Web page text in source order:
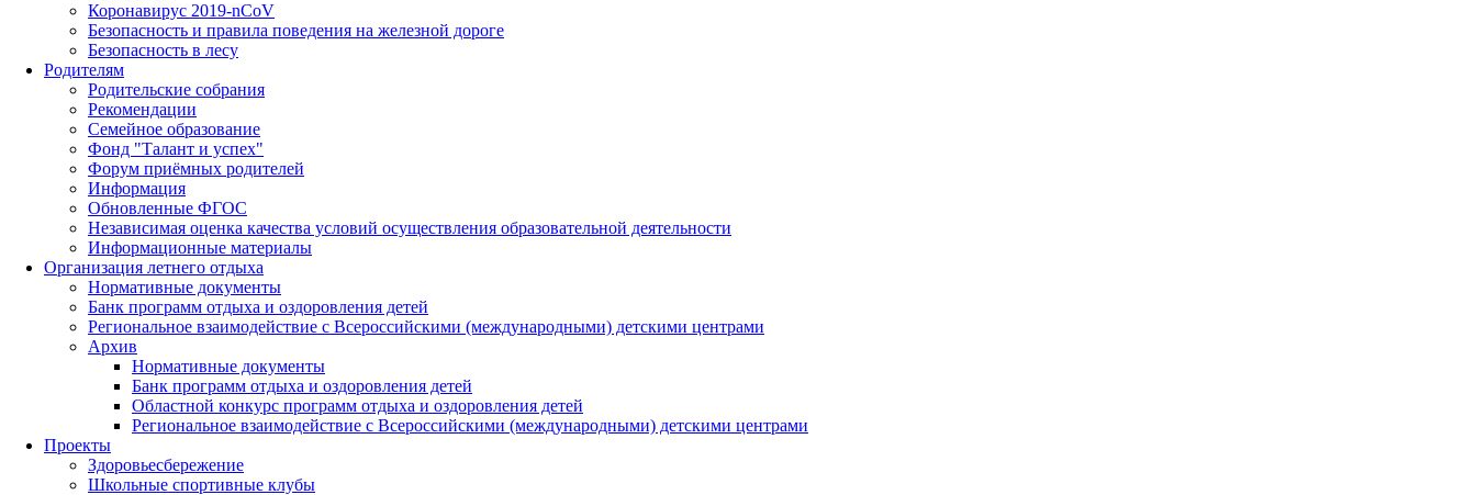
Коронавирус 2019-nCoV
Безопасность и правила поведения на железной дороге
Безопасность в лесу
Родителям
Родительские собрания
Рекомендации
Семейное образование
Фонд "Талант и успех"
Форум приёмных родителей
Информация
Обновленные ФГОС
Независимая оценка качества условий осуществления образовательной деятельности
Информационные материалы
Организация летнего отдыха
Нормативные документы
Банк программ отдыха и оздоровления детей
Региональное взаимодействие с Всероссийскими (международными) детскими центрами
Архив
Нормативные документы
Банк программ отдыха и оздоровления детей
Областной конкурс программ отдыха и оздоровления детей
Региональное взаимодействие с Всероссийскими (международными) детскими центрами
Проекты
Здоровьесбережение
Школьные спортивные клубы